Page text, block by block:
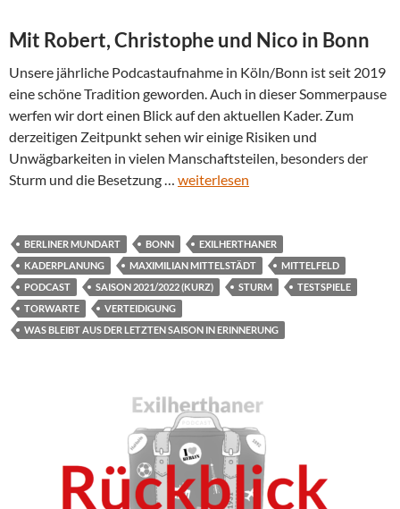
Mit Robert, Christophe und Nico in Bonn
Unsere jährliche Podcastaufnahme in Köln/Bonn ist seit 2019
eine schöne Tradition geworden. Auch in dieser Sommerpause
werfen wir dort einen Blick auf den aktuellen Kader. Zum
derzeitigen Zeitpunkt sehen wir einige Risiken und
Unwägbarkeiten in vielen Manschaftsteilen, besonders der
Sturm und die Besetzung … weiterlesen
BERLINER MUNDART BONN
EXILHERTHANER
KADERPLANUNG
MAXIMILIAN MITTELSTÄDT
MITTELFELD
PODCAST
SAISON 2021/2022 (KURZ) STURM
TESTSPIELE
TORWARTE
VERTEIDIGUNG
WAS BLEIBT AUS DER LETZTEN SAISON IN ERINNERUNG